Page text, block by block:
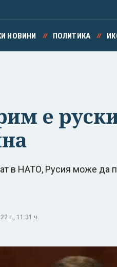
НОВИНИ ПОЛИТИКА
е
в НАТО, Русия може да
г., 11:31 ч.